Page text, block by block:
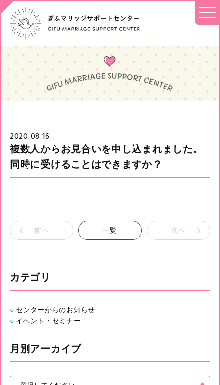
2020.08.16
複数人からお見合いを申し込まれました。
同時に受けることはできますか？
前へ 一覧 次へ
カテゴリ
センターからのお知らせ
イベント・セミナー
月別アーカイブ